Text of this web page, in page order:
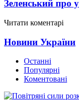
Зеленський про
Читати коментарі
Новини України
Останні
Популярні
Коментовані